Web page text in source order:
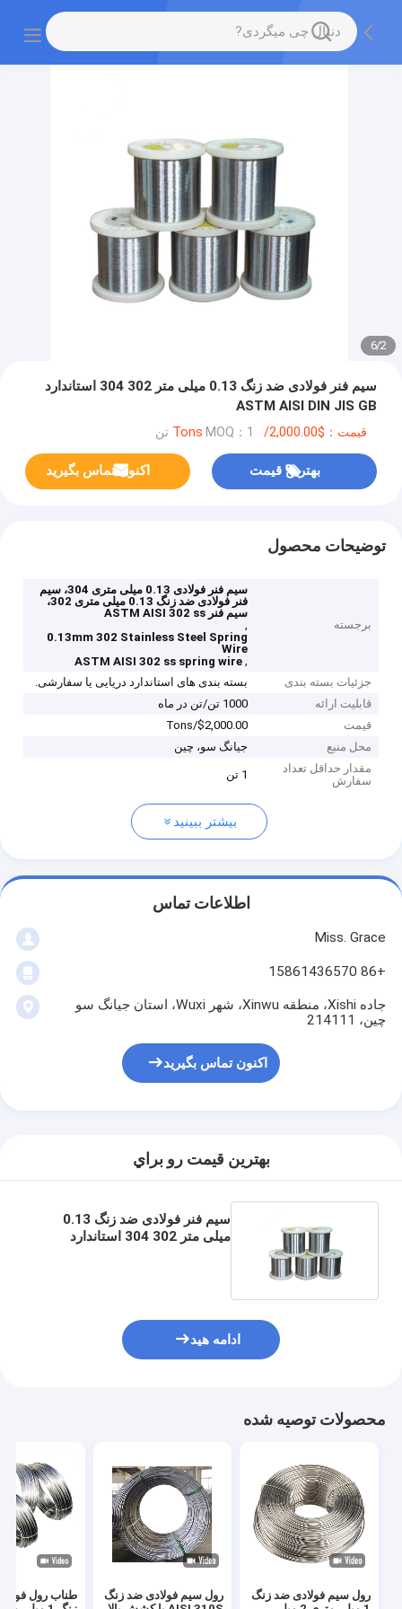
2
/
6
سیم فنر فولادی ضد زنگ 0.13 میلی متر 302 304 استاندارد
ASTM AISI DIN JIS GB
قیمت：$2,000.00/Tons MOQ：1 تن
بهترین قیمت اکنون تماس بگیرید
توضیحات محصول
برجسته
سیم فنر فولادی 0.13 میلی متری 304، سیم
فنر فولادی ضد زنگ 0.13 میلی متری 302،
سیم فنر ASTM AISI 302 ss
,
0.13mm 302 Stainless Steel Spring
Wire
,
ASTM AISI 302 ss spring wire
جزئیات بسته بندی
بسته بندی های استاندارد دریایی یا سفارشی.
قابلیت ارائه
1000 تن/تن در ماه
قیمت
$2,000.00/Tons
محل منبع
جیانگ سو، چین
مقدار حداقل تعداد
سفارش
1 تن
بیشتر ببینید
اطلاعات تماس
Miss. Grace
+86 15861436570
جاده Xishi، منطقه Xinwu، شهر Wuxi، استان جیانگ سو
چین، 214111
اکنون تماس بگیرید
بهترين قيمت رو براي
سیم فنر فولادی ضد زنگ 0.13
میلی متر 302 304 استاندارد
ادامه هید
محصولات توصیه شده
رول سیم فولادی ضد زنگ
رول سیم فولادی ضد زنگ
طناب رول